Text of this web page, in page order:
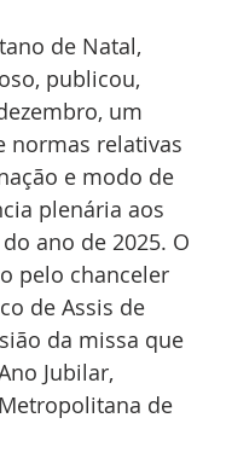
de Natal,
publicou,
um
normas relativas
e modo de
plenária aos
ano de 2025. O
pelo chanceler
de Assis de
da missa que
Jubilar,
de